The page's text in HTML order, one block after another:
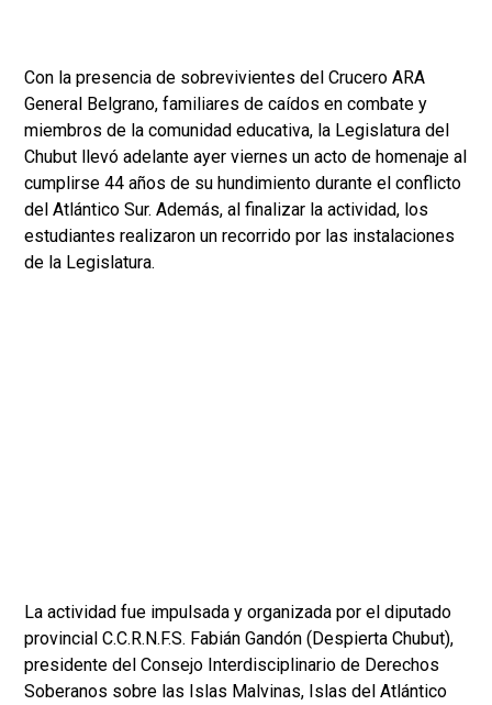
Con la presencia de sobrevivientes del Crucero ARA
General Belgrano, familiares de caídos en combate y
miembros de la comunidad educativa, la Legislatura del
Chubut llevó adelante ayer viernes un acto de homenaje al
cumplirse 44 años de su hundimiento durante el conflicto
del Atlántico Sur. Además, al finalizar la actividad, los
estudiantes realizaron un recorrido por las instalaciones
de la Legislatura.
La actividad fue impulsada y organizada por el diputado
provincial C.C.R.N.F.S. Fabián Gandón (Despierta Chubut),
presidente del Consejo Interdisciplinario de Derechos
Soberanos sobre las Islas Malvinas, Islas del Atlántico